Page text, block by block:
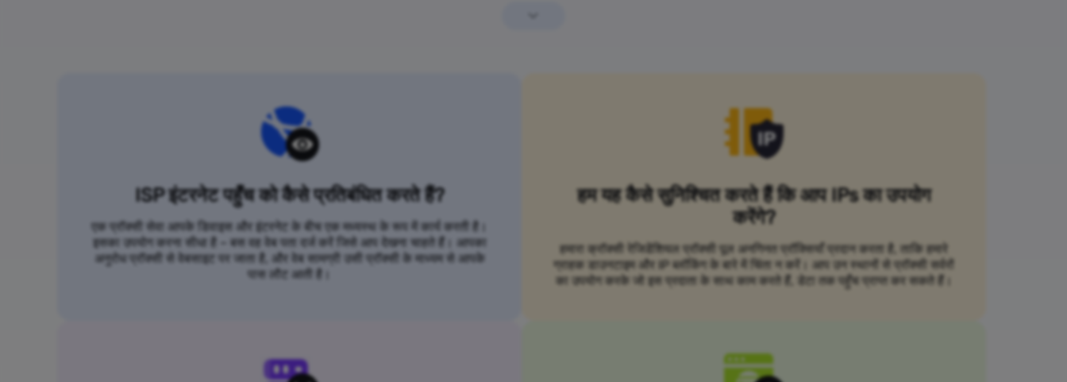
ISP इंटरनेट पहुँच को कैसे प्रतिबंधित करते हैं?
एक प्रॉक्सी सेवा आपके डिवाइस और इंटरनेट के बीच एक मध्यस्थ के रूप में कार्य करती है।
इसका उपयोग करना सीधा है – बस वह वेब पता दर्ज करें जिसे आप देखना चाहते हैं। आपका
अनुरोध प्रॉक्सी से वेबसाइट पर जाता है, और वेब सामग्री उसी प्रॉक्सी के माध्यम से आपके
पास लौट आती है।
हम यह कैसे सुनिश्चित करते हैं कि आप IPs का उपयोग
करेंगे?
हमारा क्रॉक्सी रेजिडेंशियल प्रॉक्सी पूल अनगिनत प्रॉक्सियाँ प्रदान करता है, ताकि हमारे
ग्राहक डाउनटाइम और IP ब्लॉकिंग के बारे में चिंता न करें। आप उन स्थानों से प्रॉक्सी सर्वरों
का उपयोग करके जो इस प्रदाता के साथ काम करते हैं, डेटा तक पहुँच प्राप्त कर सकते हैं।